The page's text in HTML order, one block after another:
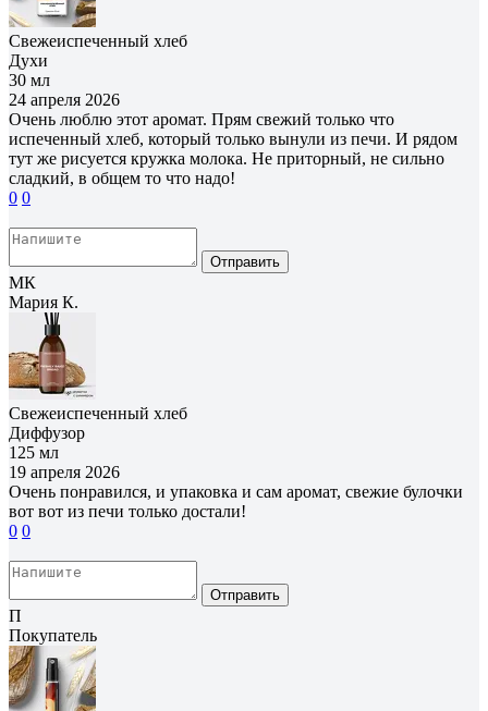
Свежеиспеченный хлеб
Духи
30 мл
24 апреля 2026
Очень люблю этот аромат. Прям свежий только что
испеченный хлеб, который только вынули из печи. И рядом
тут же рисуется кружка молока. Не приторный, не сильно
сладкий, в общем то что надо!
0 0
Отправить
МК
Мария К.
Свежеиспеченный хлеб
Диффузор
125 мл
19 апреля 2026
Очень понравился, и упаковка и сам аромат, свежие булочки
вот вот из печи только достали!
0 0
Отправить
П
Покупатель